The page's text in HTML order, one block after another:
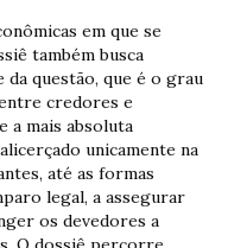
em que se
também busca
questão, que é o grau
credores e
a mais absoluta
unicamente na
até as formas
legal, a assegurar
os devedores a